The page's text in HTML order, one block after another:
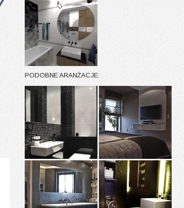
PODOBNE ARANŻACJE: